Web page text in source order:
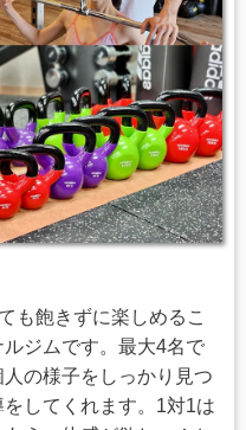
も飽きずに楽しめるこ
ジムです。最大4名で
の様子をしっかり見つ
してくれます。1対1は